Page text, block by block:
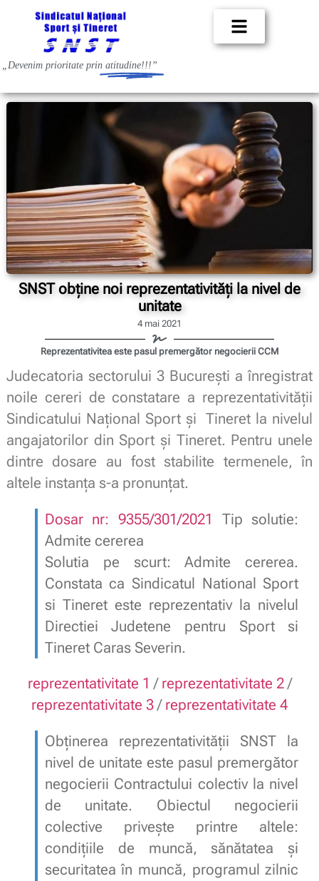
„Devenim prioritate prin atitudine!!!”
SNST obține noi reprezentativități la nivel de
unitate
4 mai 2021
Reprezentativitea este pasul premergător negocierii CCM
Judecatoria sectorului 3 București a înregistrat
noile cereri de constatare a reprezentativității
Sindicatului Național Sport și Tineret la nivelul
angajatorilor din Sport și Tineret. Pentru unele
dintre dosare au fost stabilite termenele, în
altele instanța s-a pronunțat.
Dosar nr: 9355/301/2021
Tip solutie:
Admite cererea
Solutia pe scurt: Admite cererea.
Constata ca Sindicatul National Sport
si Tineret este reprezentativ la nivelul
Directiei Judetene pentru Sport si
Tineret Caras Severin.
reprezentativitate 1 / reprezentativitate 2/
reprezentativitate 3/ reprezentativitate 4
Obținerea reprezentativității SNST la
nivel de unitate este pasul premergător
negocierii Contractului colectiv la nivel
de unitate. Obiectul negocierii
colective privește printre altele:
condițiile de muncă, sănătatea și
securitatea în muncă, programul zilnic